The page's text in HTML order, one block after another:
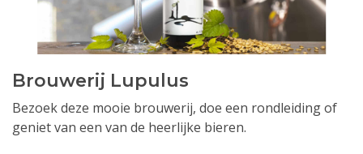
Brouwerij Lupulus
Bezoek deze mooie brouwerij, doe een rondleiding of
geniet van een van de heerlijke bieren.